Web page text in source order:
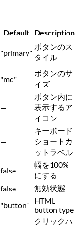
Default Description
"primary"
ボタンのス
タイル
"md"
ボタンのサ
イズ
—
ボタン内に
表示するア
イコン
—
キーボード
ショートカ
ットラベル
false
幅を100%
にする
false
無効状態
"button"
HTML
button type
クリックハ